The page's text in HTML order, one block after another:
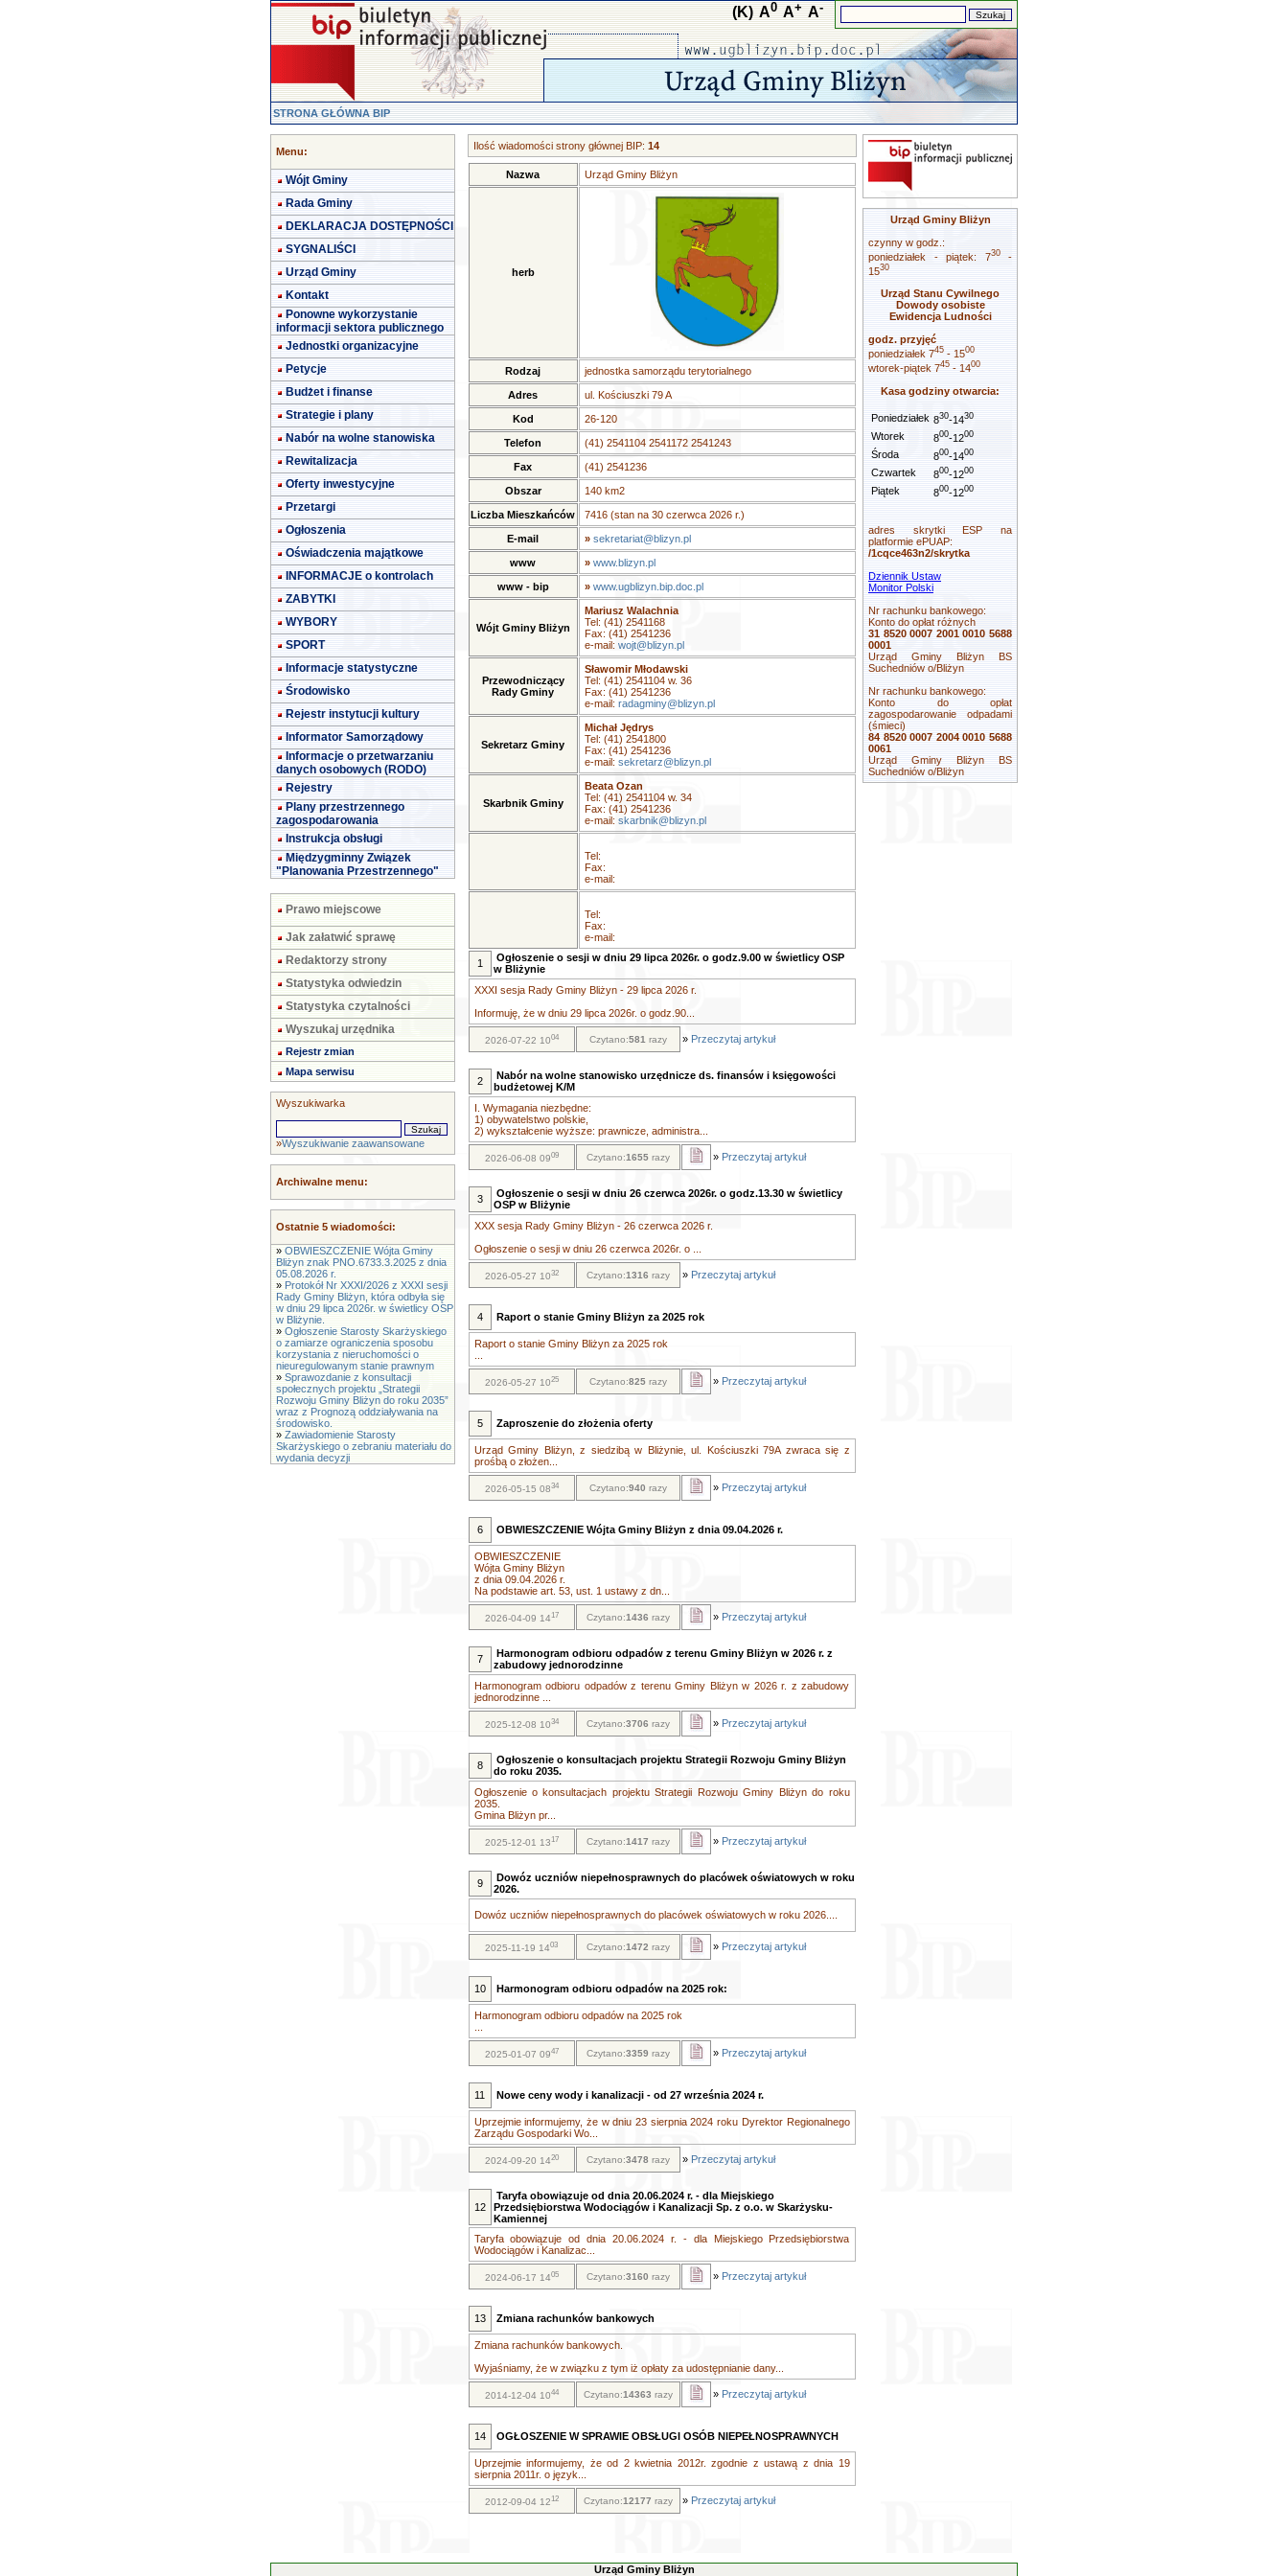
(K) A0 A+ A-
STRONA GŁÓWNA BIP
Menu:
Wójt Gminy
Rada Gminy
DEKLARACJA DOSTĘPNOŚCI
SYGNALIŚCI
Urząd Gminy
Kontakt
Ponowne wykorzystanie
informacji sektora publicznego
Jednostki organizacyjne
Petycje
Budżet i finanse
Strategie i plany
Nabór na wolne stanowiska
Rewitalizacja
Oferty inwestycyjne
Przetargi
Ogłoszenia
Oświadczenia majątkowe
INFORMACJE o kontrolach
ZABYTKI
WYBORY
SPORT
Informacje statystyczne
Środowisko
Rejestr instytucji kultury
Informator Samorządowy
Informacje o przetwarzaniu
danych osobowych (RODO)
Rejestry
Plany przestrzennego
zagospodarowania
Instrukcja obsługi
Międzygminny Związek
"Planowania Przestrzennego"
Prawo miejscowe
Jak załatwić sprawę
Redaktorzy strony
Statystyka odwiedzin
Statystyka czytalności
Wyszukaj urzędnika
Rejestr zmian
Mapa serwisu
Wyszukiwarka
»Wyszukiwanie zaawansowane
Archiwalne menu:
Ostatnie 5 wiadomości:
» OBWIESZCZENIE Wójta Gminy
Bliżyn znak PNO.6733.3.2025 z dnia
05.08.2026 r.
» Protokół Nr XXXI/2026 z XXXI sesji
Rady Gminy Bliżyn, która odbyła się
w dniu 29 lipca 2026r. w świetlicy OSP
w Bliżynie.
» Ogłoszenie Starosty Skarżyskiego
o zamiarze ograniczenia sposobu
korzystania z nieruchomości o
nieuregulowanym stanie prawnym
» Sprawozdanie z konsultacji
społecznych projektu „Strategii
Rozwoju Gminy Bliżyn do roku 2035”
wraz z Prognozą oddziaływania na
środowisko.
» Zawiadomienie Starosty
Skarżyskiego o zebraniu materiału do
wydania decyzji
Ilość wiadomości strony głównej BIP: 14
Nazwa Urząd Gminy Bliżyn
herb
Rodzaj jednostka samorządu terytorialnego
Adres ul. Kościuszki 79 A
Kod 26-120
Telefon (41) 2541104 2541172 2541243
Fax (41) 2541236
Obszar 140 km2
Liczba Mieszkańców 7416 (stan na 30 czerwca 2026 r.)
E-mail » sekretariat@blizyn.pl
www » www.blizyn.pl
www - bip » www.ugblizyn.bip.doc.pl
Wójt Gminy Bliżyn
Mariusz Walachnia
Tel: (41) 2541168
Fax: (41) 2541236
e-mail: wojt@blizyn.pl
Przewodniczący
Rady Gminy
Sławomir Młodawski
Tel: (41) 2541104 w. 36
Fax: (41) 2541236
e-mail: radagminy@blizyn.pl
Sekretarz Gminy
Michał Jędrys
Tel: (41) 2541800
Fax: (41) 2541236
e-mail: sekretarz@blizyn.pl
Skarbnik Gminy
Beata Ozan
Tel: (41) 2541104 w. 34
Fax: (41) 2541236
e-mail: skarbnik@blizyn.pl
Tel:
Fax:
e-mail:
Tel:
Fax:
e-mail:
1
Ogłoszenie o sesji w dniu 29 lipca 2026r. o godz.9.00 w świetlicy OSP
w Bliżynie
XXXI sesja Rady Gminy Bliżyn - 29 lipca 2026 r.
Informuję, że w dniu 29 lipca 2026r. o godz.90...
2026-07-22 1004 Czytano:581 razy » Przeczytaj artykuł
2
Nabór na wolne stanowisko urzędnicze ds. finansów i księgowości
budżetowej K/M
I. Wymagania niezbędne:
1) obywatelstwo polskie,
2) wykształcenie wyższe: prawnicze, administra...
2026-06-08 0909 Czytano:1655razy » Przeczytaj artykuł
3
Ogłoszenie o sesji w dniu 26 czerwca 2026r. o godz.13.30 w świetlicy
OSP w Bliżynie
XXX sesja Rady Gminy Bliżyn - 26 czerwca 2026 r.
Ogłoszenie o sesji w dniu 26 czerwca 2026r. o ...
2026-05-27 1032 Czytano:1316 razy » Przeczytaj artykuł
4 Raport o stanie Gminy Bliżyn za 2025 rok
Raport o stanie Gminy Bliżyn za 2025 rok
2026-05-27 1025 Czytano:825razy » Przeczytaj artykuł
5 Zaproszenie do złożenia oferty
Urząd Gminy Bliżyn, z siedzibą w Bliżynie, ul. Kościuszki 79A zwraca się z
prośbą o złożen...
2026-05-15 0834 Czytano:940 razy » Przeczytaj artykuł
6 OBWIESZCZENIE Wójta Gminy Bliżyn z dnia 09.04.2026 r.
OBWIESZCZENIE
Wójta Gminy Bliżyn
z dnia 09.04.2026 r.
Na podstawie art. 53, ust. 1 ustawy z dn...
2026-04-09 1417 Czytano:1436 razy » Przeczytaj artykuł
7
Harmonogram odbioru odpadów z terenu Gminy Bliżyn w 2026 r. z
zabudowy jednorodzinne
Harmonogram odbioru odpadów z terenu Gminy Bliżyn w 2026 r. z zabudowy
jednorodzinne ...
2025-12-08 1034 Czytano:3706 razy » Przeczytaj artykuł
8
Ogłoszenie o konsultacjach projektu Strategii Rozwoju Gminy Bliżyn
do roku 2035.
Ogłoszenie o konsultacjach projektu Strategii Rozwoju Gminy Bliżyn do roku
2035.
Gmina Bliżyn pr...
2025-12-01 1317 Czytano:1417 razy » Przeczytaj artykuł
9
Dowóz uczniów niepełnosprawnych do placówek oświatowych w roku
2026.
Dowóz uczniów niepełnosprawnych do placówek oświatowych w roku 2026....
2025-11-19 1403 Czytano:1472 razy » Przeczytaj artykuł
10 Harmonogram odbioru odpadów na 2025 rok:
Harmonogram odbioru odpadów na 2025 rok
2025-01-07 0947 Czytano:3359 razy » Przeczytaj artykuł
11 Nowe ceny wody i kanalizacji - od 27 września 2024 r.
Uprzejmie informujemy, że w dniu 23 sierpnia 2024 roku Dyrektor Regionalnego
Zarządu Gospodarki Wo...
2024-09-20 1420 Czytano:3478 razy » Przeczytaj artykuł
12
Taryfa obowiązuje od dnia 20.06.2024 r. - dla Miejskiego
Przedsiębiorstwa Wodociągów i Kanalizacji Sp. z o.o. w Skarżysku-
Kamiennej
Taryfa obowiązuje od dnia 20.06.2024 r. - dla Miejskiego Przedsiębiorstwa
Wodociągów i Kanalizac...
2024-06-17 1405 Czytano:3160 razy » Przeczytaj artykuł
13 Zmiana rachunków bankowych
Zmiana rachunków bankowych.
Wyjaśniamy, że w związku z tym iż opłaty za udostępnianie dany...
2014-12-04 1044 Czytano:14363 razy » Przeczytaj artykuł
14 OGŁOSZENIE W SPRAWIE OBSŁUGI OSÓB NIEPEŁNOSPRAWNYCH
Uprzejmie informujemy, że od 2 kwietnia 2012r. zgodnie z ustawą z dnia 19
sierpnia 2011r. o język...
2012-09-04 1212 Czytano:12177 razy » Przeczytaj artykuł
Urząd Gminy Bliżyn
czynny w godz.:
poniedziałek - piątek: 730-
1530
Urząd Stanu Cywilnego
Dowody osobiste
Ewidencja Ludności
godz. przyjęć
poniedziałek 745 - 1500
wtorek-piątek 745 - 1400
Kasa godziny otwarcia:
Poniedziałek 830-1430
Wtorek 800-1200
Środa 800-1400
Czwartek 800-1200
Piątek 800-1200
adres skrytki ESP na
platformie ePUAP:
/1cqce463n2/skrytka
Dziennik Ustaw
Monitor Polski
Nr rachunku bankowego:
Konto do opłat różnych
31 8520 0007 2001 0010 5688
0001
Urząd Gminy Bliżyn BS
Suchedniów o/Bliżyn
Nr rachunku bankowego:
Konto do opłat
zagospodarowanie odpadami
(śmieci)
84 8520 0007 2004 0010 5688
0061
Urząd Gminy Bliżyn BS
Suchedniów o/Bliżyn
Urząd Gminy Bliżyn